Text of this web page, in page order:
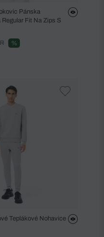
Pánska
Fit Na Zips S
%
Teplákové Nohavice